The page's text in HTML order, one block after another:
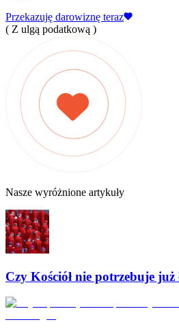
Przekazuję darowiznę teraz
( Z ulgą podatkową )
Nasze wyróżnione artykuły
Czy Kościół nie potrzebuje już